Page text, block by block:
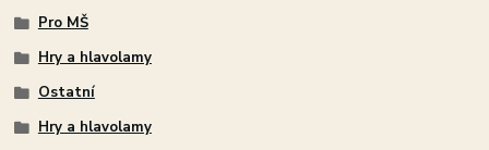
Pro MŠ
Hry a hlavolamy
Ostatní
Hry a hlavolamy